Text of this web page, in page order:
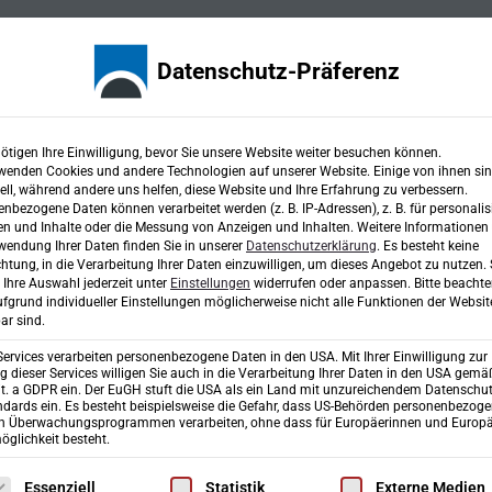
Ingenieurgesellschaft mbH & Co. KG
Richard-Wagner-Straße 6
D-86356 Neusäß/Augsburg
Datenschutz-Präferenz
Ihre Einwilligung, bevor Sie unsere Website weiter besuchen können.
Cookies und andere Technologien auf unserer Website. Einige von ihnen
während andere uns helfen, diese Website und Ihre Erfahrung zu verbessern.
Daten können verarbeitet werden (z. B. IP-Adressen), z. B. für
und Inhalte oder die Messung von Anzeigen und Inhalten. Weitere Informationen
Ihrer Daten finden Sie in unserer Datenschutzerklärung. Es besteht keine
in die Verarbeitung Ihrer Daten einzuwilligen, um dieses Angebot zu nutzen.
Auswahl jederzeit unter Einstellungen widerrufen oder anpassen. Bitte
individueller Einstellungen möglicherweise nicht alle Funktionen der
sind.
verarbeiten personenbezogene Daten in den USA. Mit Ihrer Einwilligung zur
dieser Services willigen Sie auch in die Verarbeitung Ihrer Daten in den USA
a GDPR ein. Der EuGH stuft die USA als ein Land mit unzureichendem
ein. Es besteht beispielsweise die Gefahr, dass US-Behörden
Überwachungsprogrammen verarbeiten, ohne dass für Europäerinnen und
besteht.
eine Liste der Service-Gruppen, für die eine Einwilligung
Essenziell Statistik Externe Medien